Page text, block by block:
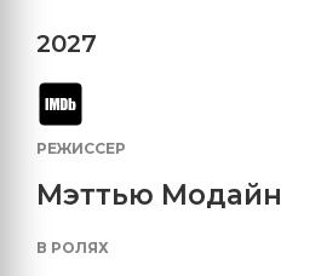
2027
РЕЖИССЕР
Мэттью Модайн
В РОЛЯХ